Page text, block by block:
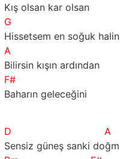
Kış olsan kar olsan
G
Hissetsem en soğuk
A
Bilirsin kışın ardından
F#
Baharın geleceğini
D
A
Sensiz güneş sanki